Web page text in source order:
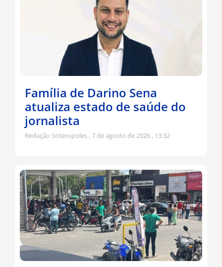
Família de Darino Sena
atualiza estado de saúde do
jornalista
Redação Soteropoles 7 de agosto de 2026 13:32